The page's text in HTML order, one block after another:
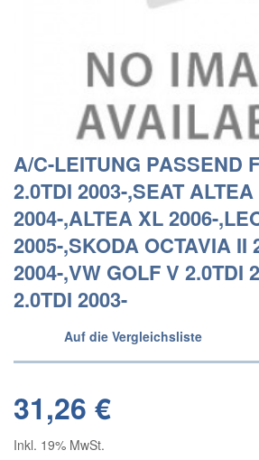
A/C-LEITUNG PASSEND
2.0TDI 2003-,SEAT ALTEA
2004-,ALTEA XL 2006-
2005-,SKODA OCTAVIA II
2004-,VW GOLF V 2.0TDI
2.0TDI 2003-
Auf die Vergleichsliste
31,26 €
Inkl. 19% MwSt.